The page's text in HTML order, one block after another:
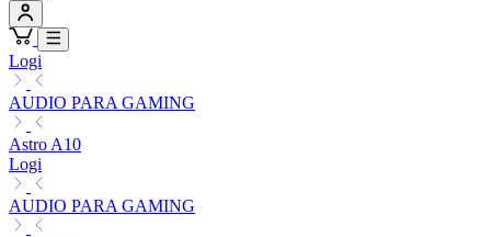
Logi
AUDIO PARA GAMING
Astro A10
Logi
AUDIO PARA GAMING